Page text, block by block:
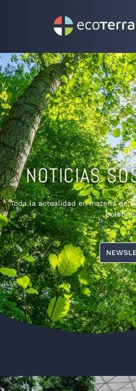
NOTICIAS
Toda la actualidad en materia de
boletín